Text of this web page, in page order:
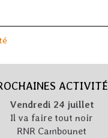
Vendredi 24 juillet
Il va faire tout noir
RNR Cambounet